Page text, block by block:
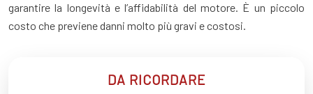
garantire la longevità e l’affidabilità del motore. È un piccolo
costo che previene danni molto più gravi e costosi.
DA RICORDARE